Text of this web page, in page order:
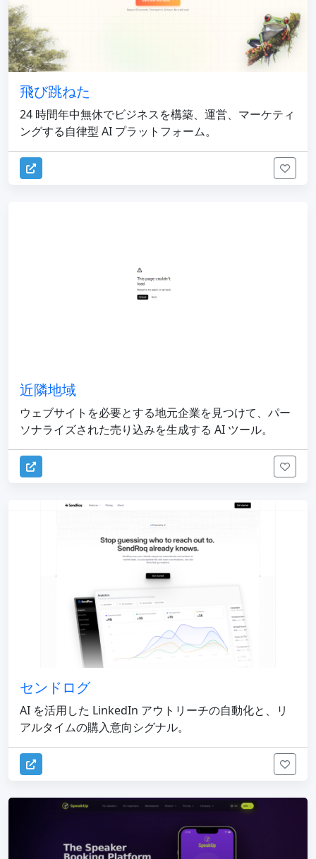
飛び跳ねた
24 時間年中無休でビジネスを構築、運営、マーケティ
ングする自律型 AI プラットフォーム。
近隣地域
ウェブサイトを必要とする地元企業を見つけて、パー
ソナライズされた売り込みを生成する AI ツール。
センドログ
AI を活用した LinkedIn アウトリーチの自動化と、リ
アルタイムの購入意向シグナル。